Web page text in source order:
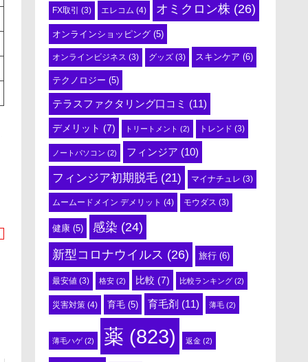
FX取引 (3) エレコム (4) オミクロン株 (26)
オンラインショッピング (5)
オンラインビジネス (3) グッズ (3) スキンケア (6)
テクノロジー (5)
テラスファクタリング口コミ (11)
デメリット (7) トリートメント (2) トレンド (3)
ノートパソコン (2) フィンジア (10)
フィンジア初期脱毛 (21) マイナチュレ (3)
ムームードメイン デメリット (4) モウダス (3)
健康 (5) 感染 (24)
新型コロナウイルス (26) 旅行 (6)
最安値 (3) 格安 (2) 比較 (7) 比較ランキング (2)
災害対策 (4) 育毛 (5) 育毛剤 (11) 薄毛 (2)
薄毛ハゲ(2) 薬 (823) 返金 (2)